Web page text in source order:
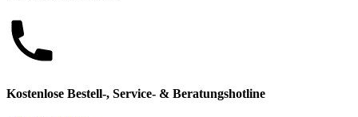
Kostenlose Bestell-, Service- & Beratungshotline